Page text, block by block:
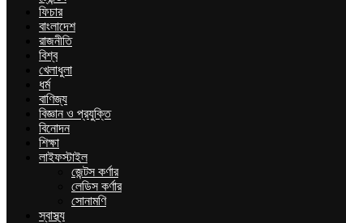
ফিচার
বাংলাদেশ
রাজনীতি
বিশ্ব
খেলাধুলা
ধর্ম
বাণিজ্য
বিজ্ঞান ও প্রযুক্তি
বিনোদন
শিক্ষা
লাইফস্টাইল
জেন্টস কর্ণার
লেডিস কর্ণার
সোনামণি
স্বাস্থ্য